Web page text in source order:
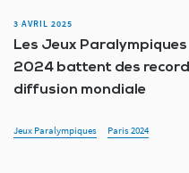
3 AVRIL 2025
Les Jeux
2024 battent des
diffusion mondiale
Jeux Paralympiques Paris 2024